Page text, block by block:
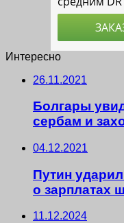
Интересно
26.11.2021
Болгары
сербам и
04.12.2021
Путин
о зарплатах
11.12.2024